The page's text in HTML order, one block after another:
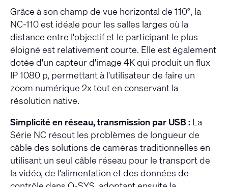
Grâce à son champ de vue horizontal de 110°, la
NC-110 est idéale pour les salles larges où la
distance entre l'objectif et le participant le plus
éloigné est relativement courte. Elle est également
dotée d'un capteur d'image 4K qui produit un flux
IP 1080 p, permettant à l'utilisateur de faire un
zoom numérique 2x tout en conservant la
résolution native.
Simplicité en réseau, transmission par USB : La
Série NC résout les problèmes de longueur de
câble des solutions de caméras traditionnelles en
utilisant un seul câble réseau pour le transport de
la vidéo, de l'alimentation et des données de